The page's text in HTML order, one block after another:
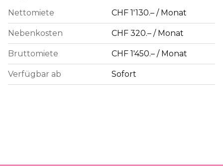
Nettomiete CHF 1'130.– / Monat
Nebenkosten CHF 320.– / Monat
Bruttomiete CHF 1'450.– / Monat
Verfügbar ab Sofort